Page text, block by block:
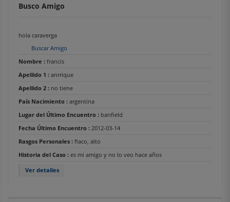
Busco Amigo
hola caraverga
Buscar Amigo
Nombre : francis
Apellido 1 : anrrique
Apellido 2 : no tiene
País Nacimiento : argentina
Lugar del Último Encuentro : banfield
Fecha Último Encuentro : 2012-03-14
Rasgos Personales : flaco, alto
Historia del Caso : es mi amigo y no lo veo hace años
Ver detalles